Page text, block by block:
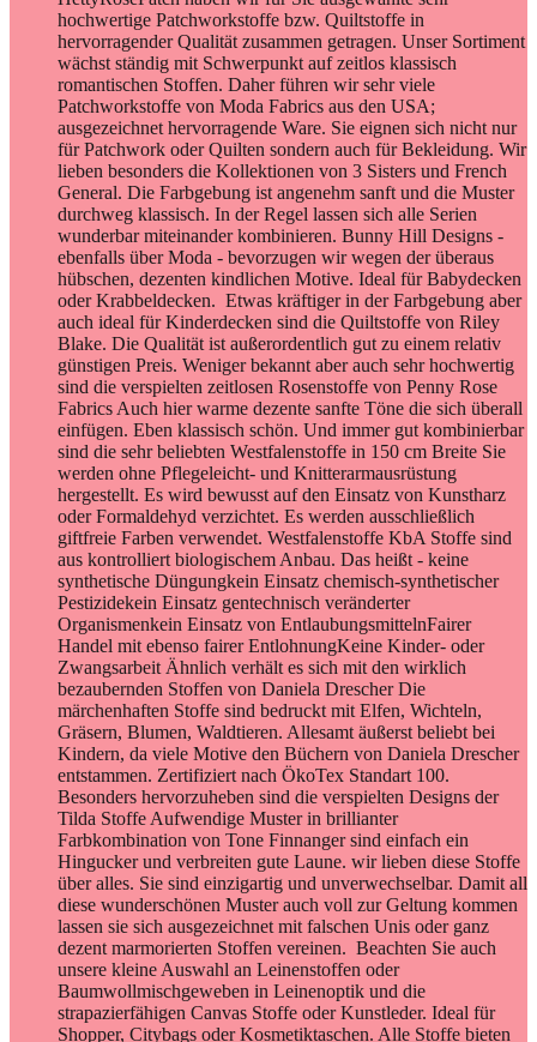
hochwertige Patchworkstoffe bzw. Quiltstoffe in
hervorragender Qualität zusammen getragen. Unser Sortiment
wächst ständig mit Schwerpunkt auf zeitlos klassisch
romantischen Stoffen. Daher führen wir sehr viele
Patchworkstoffe von Moda Fabrics aus den USA;
ausgezeichnet hervorragende Ware. Sie eignen sich nicht nur
für Patchwork oder Quilten sondern auch für Bekleidung. Wir
lieben besonders die Kollektionen von 3 Sisters und French
General. Die Farbgebung ist angenehm sanft und die Muster
durchweg klassisch. In der Regel lassen sich alle Serien
wunderbar miteinander kombinieren. Bunny Hill Designs -
ebenfalls über Moda - bevorzugen wir wegen der überaus
hübschen, dezenten kindlichen Motive. Ideal für Babydecken
oder Krabbeldecken. Etwas kräftiger in der Farbgebung aber
auch ideal für Kinderdecken sind die Quiltstoffe von Riley
Blake. Die Qualität ist außerordentlich gut zu einem relativ
günstigen Preis. Weniger bekannt aber auch sehr hochwertig
sind die verspielten zeitlosen Rosenstoffe von Penny Rose
Fabrics Auch hier warme dezente sanfte Töne die sich überall
einfügen. Eben klassisch schön. Und immer gut kombinierbar
sind die sehr beliebten Westfalenstoffe in 150 cm Breite Sie
werden ohne Pflegeleicht- und Knitterarmausrüstung
hergestellt. Es wird bewusst auf den Einsatz von Kunstharz
oder Formaldehyd verzichtet. Es werden ausschließlich
giftfreie Farben verwendet. Westfalenstoffe KbA Stoffe sind
aus kontrolliert biologischem Anbau. Das heißt - keine
synthetische Düngungkein Einsatz chemisch-synthetischer
Pestizidekein Einsatz gentechnisch veränderter
Organismenkein Einsatz von EntlaubungsmittelnFairer
Handel mit ebenso fairer EntlohnungKeine Kinder- oder
Zwangsarbeit Ähnlich verhält es sich mit den wirklich
bezaubernden Stoffen von Daniela Drescher Die
märchenhaften Stoffe sind bedruckt mit Elfen, Wichteln,
Gräsern, Blumen, Waldtieren. Allesamt äußerst beliebt bei
Kindern, da viele Motive den Büchern von Daniela Drescher
entstammen. Zertifiziert nach ÖkoTex Standart 100.
Besonders hervorzuheben sind die verspielten Designs der
Tilda Stoffe Aufwendige Muster in brillianter
Farbkombination von Tone Finnanger sind einfach ein
Hingucker und verbreiten gute Laune. wir lieben diese Stoffe
über alles. Sie sind einzigartig und unverwechselbar. Damit all
diese wunderschönen Muster auch voll zur Geltung kommen
lassen sie sich ausgezeichnet mit falschen Unis oder ganz
dezent marmorierten Stoffen vereinen. Beachten Sie auch
unsere kleine Auswahl an Leinenstoffen oder
Baumwollmischgeweben in Leinenoptik und die
strapazierfähigen Canvas Stoffe oder Kunstleder. Ideal für
Shopper, Citybags oder Kosmetiktaschen. Alle Stoffe bieten